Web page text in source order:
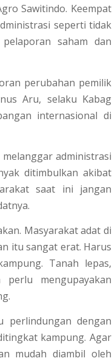
Sawitindo. Keempat
seperti tidak
saham dan
perubahan pemilik
Aru, selaku Kabag
internasional di
administrasi
ditimbulkan akibat
saat ini jangan
Masyarakat adat di
itu sangat erat. Harus
Tanah lepas,
mengupayakan
perlindungan dengan
kampung. Agar
mudah diambil oleh